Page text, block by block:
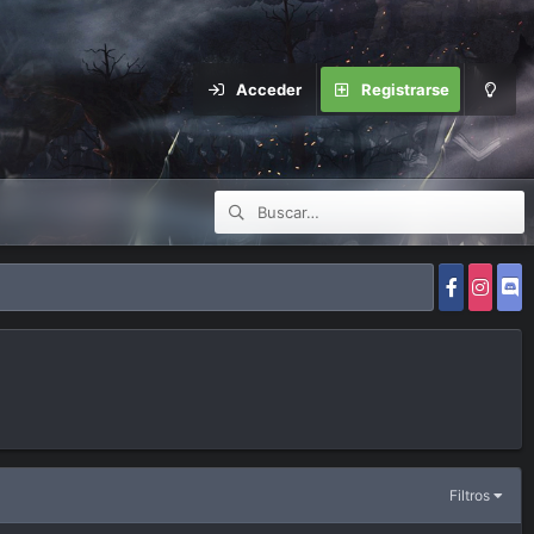
Acceder Registrarse
Filtros